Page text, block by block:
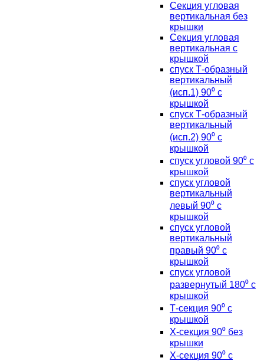
Секция угловая
вертикальная без
крышки
Секция угловая
вертикальная с
крышкой
спуск Т-образный
вертикальный
(исп.1) 90⁰ с
крышкой
спуск Т-образный
вертикальный
(исп.2) 90⁰ с
крышкой
спуск угловой 90⁰ с
крышкой
спуск угловой
вертикальный
левый 90⁰ с
крышкой
спуск угловой
вертикальный
правый 90⁰ с
крышкой
спуск угловой
развернутый 180⁰ с
крышкой
Т-секция 90⁰ с
крышкой
Х-секция 90⁰ без
крышки
Х-секция 90⁰ с